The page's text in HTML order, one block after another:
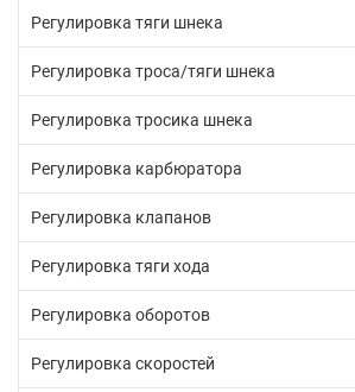
Регулировка тяги шнека
Регулировка троса/тяги шнека
Регулировка тросика шнека
Регулировка карбюратора
Регулировка клапанов
Регулировка тяги хода
Регулировка оборотов
Регулировка скоростей